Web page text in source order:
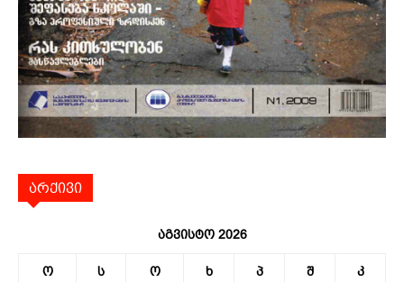
არქივი
აგვისტო 2026
ო ს ო ხ პ შ კ